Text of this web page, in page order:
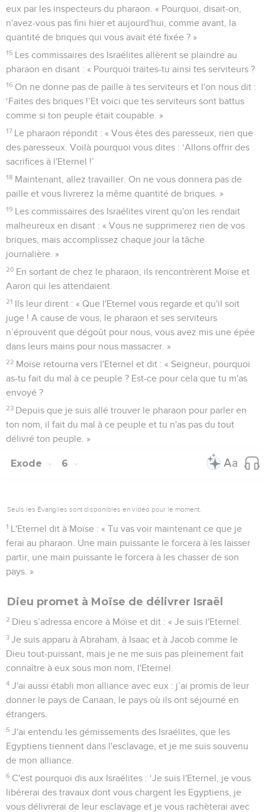
eux par les inspecteurs du pharaon. « Pourquoi, disait-on,
n'avez-vous pas fini hier et aujourd'hui, comme avant, la
quantité de briques qui vous avait été fixée ? »
15 Les commissaires des Israélites allèrent se plaindre au
pharaon en disant : « Pourquoi traites-tu ainsi tes serviteurs ?
16 On ne donne pas de paille à tes serviteurs et l'on nous dit :
‘Faites des briques !’Et voici que tes serviteurs sont battus
comme si ton peuple était coupable. »
17 Le pharaon répondit : « Vous êtes des paresseux, rien que
des paresseux. Voilà pourquoi vous dites : ‘Allons offrir des
sacrifices à l'Eternel !’
18 Maintenant, allez travailler. On ne vous donnera pas de
paille et vous livrerez la même quantité de briques. »
19 Les commissaires des Israélites virent qu'on les rendait
malheureux en disant : « Vous ne supprimerez rien de vos
briques, mais accomplissez chaque jour la tâche
journalière. »
20 En sortant de chez le pharaon, ils rencontrèrent Moïse et
Aaron qui les attendaient.
21 Ils leur dirent : « Que l'Eternel vous regarde et qu'il soit
juge ! A cause de vous, le pharaon et ses serviteurs
n’éprouvent que dégoût pour nous, vous avez mis une épée
dans leurs mains pour nous massacrer. »
22 Moïse retourna vers l'Eternel et dit : « Seigneur, pourquoi
as-tu fait du mal à ce peuple ? Est-ce pour cela que tu m'as
envoyé ?
23 Depuis que je suis allé trouver le pharaon pour parler en
ton nom, il fait du mal à ce peuple et tu n'as pas du tout
délivré ton peuple. »
Exode 6
Seuls les Évangiles sont disponibles en vidéo pour le moment.
1 L'Eternel dit à Moïse : « Tu vas voir maintenant ce que je
ferai au pharaon. Une main puissante le forcera à les laisser
partir, une main puissante le forcera à les chasser de son
pays. »
Dieu promet à Moïse de délivrer Israël
2 Dieu s’adressa encore à Moïse et dit : « Je suis l'Eternel.
3 Je suis apparu à Abraham, à Isaac et à Jacob comme le
Dieu tout-puissant, mais je ne me suis pas pleinement fait
connaître à eux sous mon nom, l'Eternel.
4 J'ai aussi établi mon alliance avec eux : j’ai promis de leur
donner le pays de Canaan, le pays où ils ont séjourné en
étrangers.
5 J'ai entendu les gémissements des Israélites, que les
Egyptiens tiennent dans l'esclavage, et je me suis souvenu
de mon alliance.
6 C'est pourquoi dis aux Israélites : ‘Je suis l'Eternel, je vous
libérerai des travaux dont vous chargent les Egyptiens, je
vous délivrerai de leur esclavage et je vous rachèterai avec